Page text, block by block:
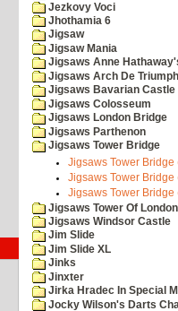
Jezkovy Voci
Jhothamia 6
Jigsaw
Jigsaw Mania
Jigsaws Anne
Jigsaws Arch De Triumph
Jigsaws Bavarian Castle
Jigsaws Colosseum
Jigsaws London Bridge
Jigsaws Parthenon
Jigsaws Tower Bridge
Jigsaws Tower Bridge
Jigsaws Tower Bridge
Jigsaws Tower Bridge
Jigsaws Tower Of London
Jigsaws Windsor Castle
Jim Slide
Jim Slide XL
Jinks
Jinxter
Jirka Hradec In Special
Jocky Wilson's Darts